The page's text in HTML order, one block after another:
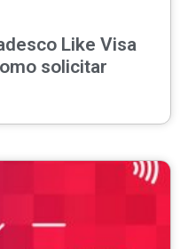
Like Visa
solicitar